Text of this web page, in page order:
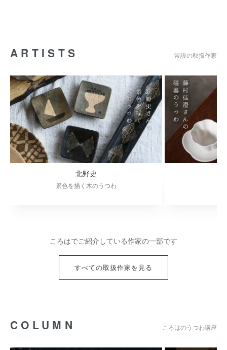
ARTISTS 常設の取扱作家
北野史
景色を描く木のうつわ
ころはでご紹介している作家の一部です
すべての取扱作家を見る
COLUMN ころはのうつわ講座